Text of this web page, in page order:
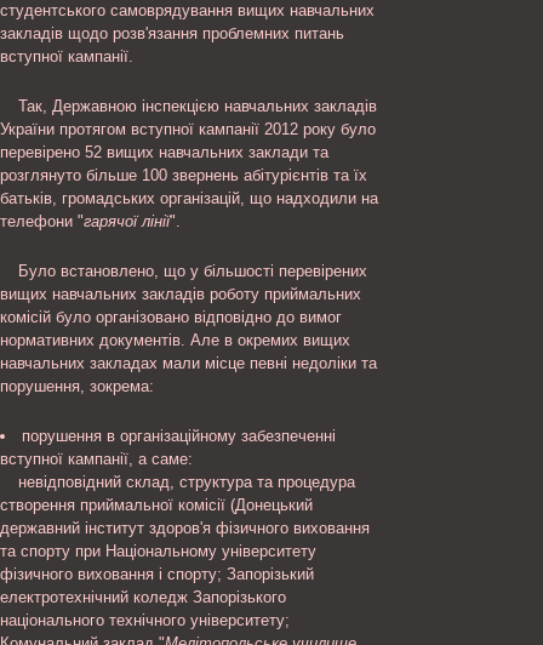
студентського самоврядування вищих навчальних
закладів щодо розв'язання проблемних питань
вступної кампанії.
Так, Державною інспекцією навчальних закладів
України протягом вступної кампанії 2012 року було
перевірено 52 вищих навчальних заклади та
розглянуто більше 100 звернень абітурієнтів та їх
батьків, громадських організацій, що надходили на
телефони "гарячої лінії".
Було встановлено, що у більшості перевірених
вищих навчальних закладів роботу приймальних
комісій було організовано відповідно до вимог
нормативних документів. Але в окремих вищих
навчальних закладах мали місце певні недоліки та
порушення, зокрема:
порушення в організаційному забезпеченні
вступної кампанії, а саме:
невідповідний склад, структура та процедура
створення приймальної комісії (Донецький
державний інститут здоров'я фізичного виховання
та спорту при Національному університету
фізичного виховання і спорту; Запорізький
електротехнічний коледж Запорізького
національного технічного університету;